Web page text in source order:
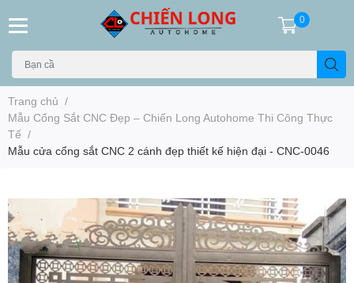
0
Trang chủ /
Mẫu Cổng Sắt CNC Đẹp – Chiến Long Autohome Thi Công Thực
Tế /
Mẫu cửa cổng sắt CNC 2 cánh đẹp thiết kế hiện đại - CNC-0046